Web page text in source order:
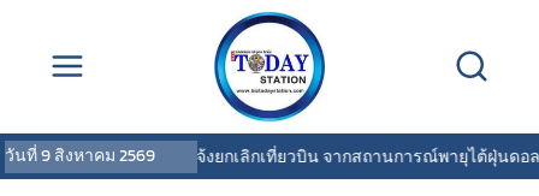
วันที่9 สิงหาคม 2569
การบินไทยแจ้งยกเลิกเที่ยวบิน จากสถานการณ์พายุไต้ฝุ่นดอลฟิน